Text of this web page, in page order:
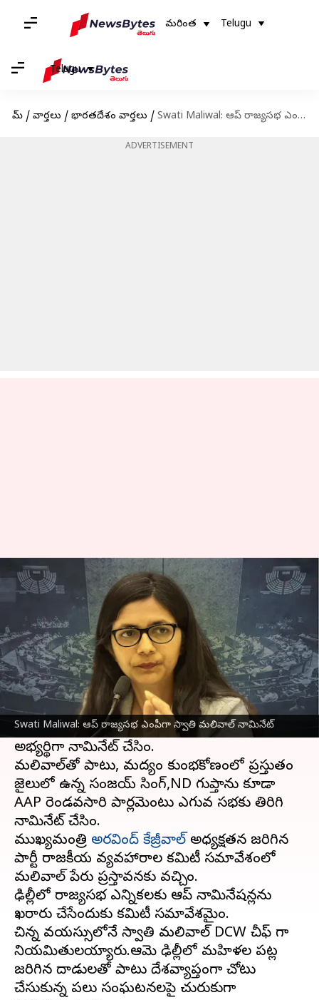
మరింత Telugu
Telugu
హోమ్ / వార్తలు / భారతదేశం వార్తలు / Swati Maliwal: ఆప్ రాజ్యసభ ఎంపీగా స్వాతి మలివాల్‌ నామినేట్
ADVERTISEMENT
Swati Maliwal: ఆప్ రాజ్యసభ ఎంపీగా స్వాతి మలివాల్‌ నామినేట్
Swati Maliwal: ఆప్ రాజ్యసభ
ఎంపీగా స్వాతి మలివాల్‌ నామినేట్
వ్రాసిన వారు Sirish Praharaju Jan 05, 2024 03:50 pm
ఈ వార్తాకథనం ఏంటి
దిల్లీలో జనవరి 19న జరగనున్నరాజ్యసభఎన్నికలకు
ఆమ్ ఆద్మీ పార్టీ(AAP)శుక్రవారం ఢిల్లీ మహిళా
కమిషన్(DCW)చైర్‌పర్సన్ స్వాతి మలివాల్‌ను
అభ్యర్థిగా నామినేట్ చేసింది.
మలివాల్‌తో పాటు, మద్యం కుంభకోణంలో ప్రస్తుతం
జైలులో ఉన్న సంజయ్ సింగ్,ND గుప్తాను కూడా
AAP రెండవసారి పార్లమెంటు ఎగువ సభకు తిరిగి
నామినేట్ చేసింది.
ముఖ్యమంత్రి అరవింద్ కేజ్రీవాల్ అధ్యక్షతన జరిగిన
పార్టీ రాజకీయ వ్యవహారాల కమిటీ సమావేశంలో
మలివాల్ పేరు ప్రస్తావనకు వచ్చింది.
ఢిల్లీలో రాజ్యసభ ఎన్నికలకు ఆప్ నామినేషన్లను
ఖరారు చేసేందుకు కమిటీ సమావేశమైంది.
చిన్న వయస్సులోనే స్వాతి మలివాల్‌ DCW చీఫ్ గా
నియమితులయ్యారు.ఆమె ఢిల్లీలో మహిళల పట్ల
జరిగిన దాడులతో పాటు దేశవ్యాప్తంగా చోటు
చేసుకున్న పలు సంఘటనలపై చురుకుగా